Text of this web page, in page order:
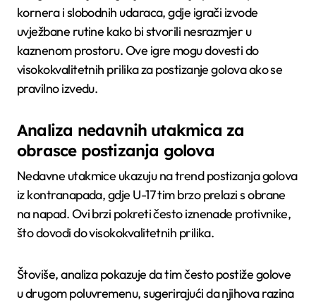
kornera i slobodnih udaraca, gdje igrači izvode
uvježbane rutine kako bi stvorili nesrazmjer u
kaznenom prostoru. Ove igre mogu dovesti do
visokokvalitetnih prilika za postizanje golova ako se
pravilno izvedu.
Analiza nedavnih utakmica za
obrasce postizanja golova
Nedavne utakmice ukazuju na trend postizanja golova
iz kontranapada, gdje U-17 tim brzo prelazi s obrane
na napad. Ovi brzi pokreti često iznenade protivnike,
što dovodi do visokokvalitetnih prilika.
Štoviše, analiza pokazuje da tim često postiže golove
u drugom poluvremenu, sugerirajući da njihova razina